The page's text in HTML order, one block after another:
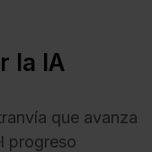
la IA
que avanza
progreso